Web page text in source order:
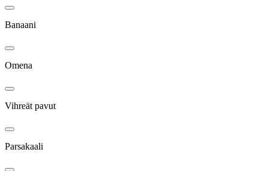
Banaani
Omena
Vihreät pavut
Parsakaali